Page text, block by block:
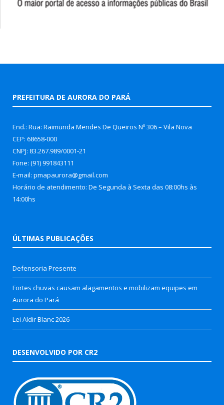
PREFEITURA DE AURORA DO PARÁ
End.: Rua: Raimunda Mendes De Queiros Nº 306 – Vila Nova
CEP: 68658-000
CNPJ: 83.267.989/0001-21
Fone: (91) 991843111
E-mail: pmapaurora@gmail.com
Horário de atendimento: De Segunda à Sexta das 08:00hs às
14:00hs
ÚLTIMAS PUBLICAÇÕES
Defensoria Presente
Fortes chuvas causam alagamentos e mobilizam equipes em
Aurora do Pará
Lei Aldir Blanc 2026
DESENVOLVIDO POR CR2